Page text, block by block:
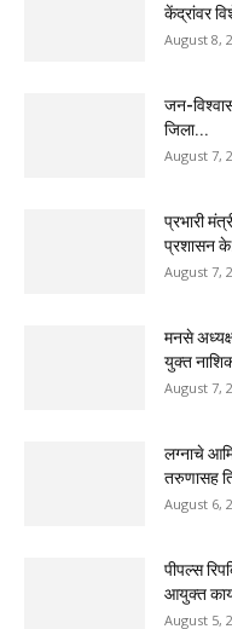
केंद्रांवर
August 8,
जन-
जिला...
August 7,
प्रभारी
प्रशासन
August 7,
मनसे
युक्त
August 7,
लग्नाचे
तरुणासह
August 6,
पीपल्स
आयुक्त
August 5,